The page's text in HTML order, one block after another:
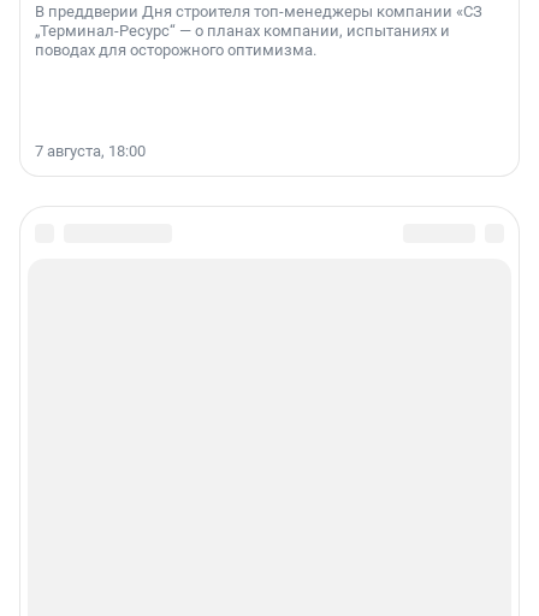
В преддверии Дня строителя топ-менеджеры компании «СЗ
„Терминал-Ресурс“ — о планах компании, испытаниях и
поводах для осторожного оптимизма.
7 августа, 18:00